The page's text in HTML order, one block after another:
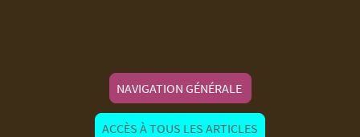
NAVIGATION GÉNÉRALE
ACCÈS À TOUS LES ARTICLES